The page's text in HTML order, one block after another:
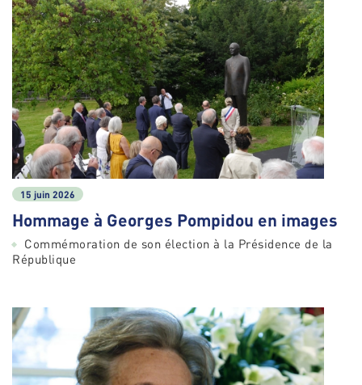
15 juin 2026
Hommage à Georges Pompidou en images
Commémoration de son élection à la Présidence de la
République